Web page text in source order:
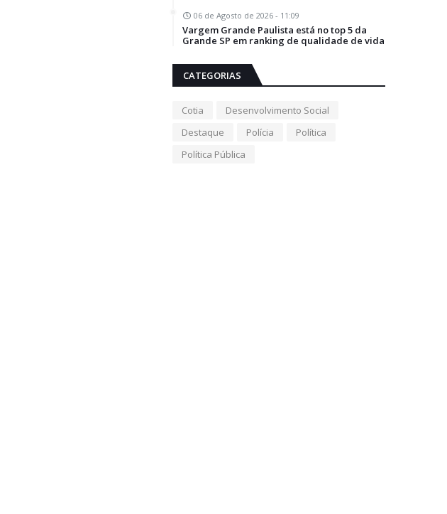
06 de Agosto de 2026 - 11:09
Vargem Grande Paulista está no top 5 da
Grande SP em ranking de qualidade de vida
CATEGORIAS
Cotia
Desenvolvimento Social
Destaque
Polícia
Política
Política Pública